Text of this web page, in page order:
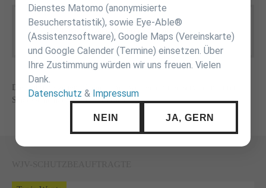
DSJ_Beantragung_Fuehrungszeugnis.docx (17,2 KiB)
Das Führungszeugnis kann beim jeweiligen Bürgerservice in Eurer
Stadt/Gemeinde beantragt werden.
Dienstes Matomo (anonymisierte
Besucherstatistik), sowie Eye-Able®
(Assistenzsoftware), Google Maps (Vereinskarte)
und Google Calender (Termine) einsetzen. Über
Ihre Zustimmung würden wir uns freuen. Vielen
Dank.
Datenschutz & Impressum
NEIN JA, GERN